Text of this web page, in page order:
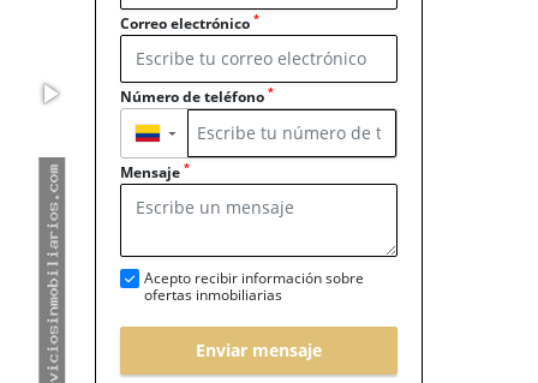
Correo electrónico *
Número de teléfono *
▼
Mensaje *
Acepto recibir información sobre
ofertas inmobiliarias
Enviar mensaje